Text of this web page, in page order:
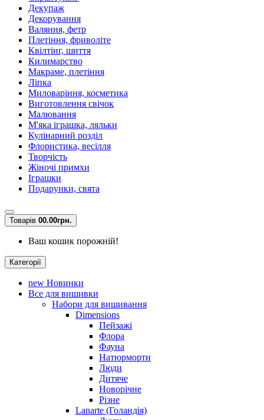
Декупаж
Декорування
Валяння, фетр
Плетіння, фриволіте
Квілтінг, шиття
Килимарство
Макраме, плетіння
Ліпка
Миловаріння, косметика
Виготовлення свічок
Малювання
М'яка іграшка, ляльки
Кулінарний розділ
Флористика, весілля
Творчість
Жіночі примхи
Іграшки
Подарунки, свята
Товарів 00.00грн.
Ваш кошик порожній!
Категорії
new Новинки
Все для вишивки
Набори для вишивання
Dimensions
Пейзажі
Флора
Фауна
Натюрморти
Люди
Дитяче
Новорічне
Різне
Lanarte (Голандія)